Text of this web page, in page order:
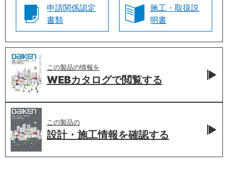
申請関係認定
書類
施工・取扱説
明書
この製品の情報を
WEBカタログで閲覧する
この製品の
設計・施工情報を確認する